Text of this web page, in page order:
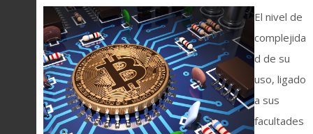
El nivel de
complejida
d de su
uso, ligado
a sus
facultades